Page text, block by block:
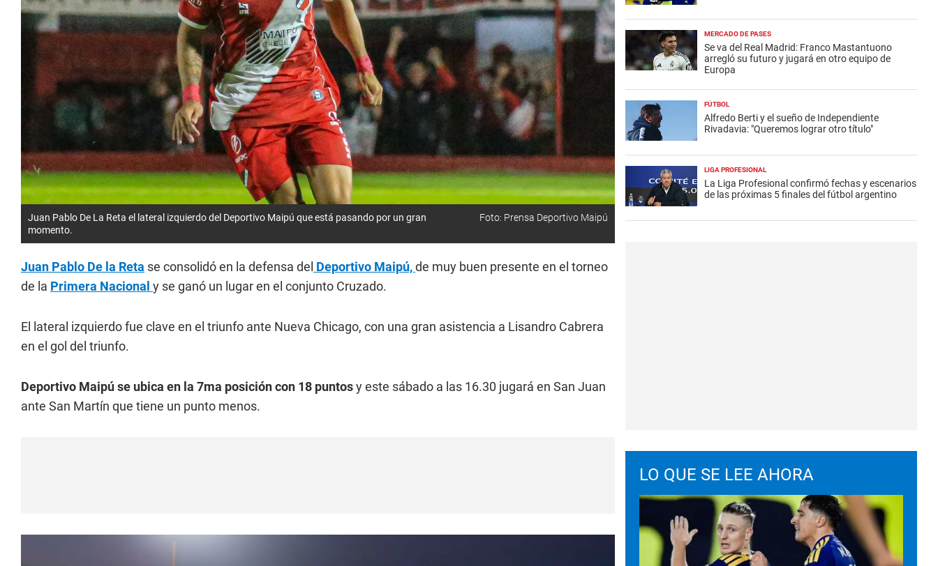
Juan Pablo De La Reta el lateral izquierdo del Deportivo Maipú que está pasando por un gran
momento.
Foto: Prensa Deportivo Maipú
Juan Pablo De la Reta se consolidó en la defensa del Deportivo Maipú,de muy buen presente en el torneo
de la Primera Nacional y se ganó un lugar en el conjunto Cruzado.
El lateral izquierdo fue clave en el triunfo ante Nueva Chicago, con una gran asistencia a Lisandro Cabrera
en el gol del triunfo.
Deportivo Maipú se ubica en la 7ma posición con 18 puntosy este sábado a las 16.30 jugará en San Juan
ante San Martín que tiene un punto menos.
MERCADO DE PASES
Se va del Real Madrid: Franco Mastantuono
arregló su futuro y jugará en otro equipo de
Europa
FÚTBOL
Alfredo Berti y el sueño de Independiente
Rivadavia: "Queremos lograr otro título"
LIGA PROFESIONAL
La Liga Profesional confirmó fechas y escenarios
de las próximas 5 finales del fútbol argentino
LO QUE SE LEE AHORA